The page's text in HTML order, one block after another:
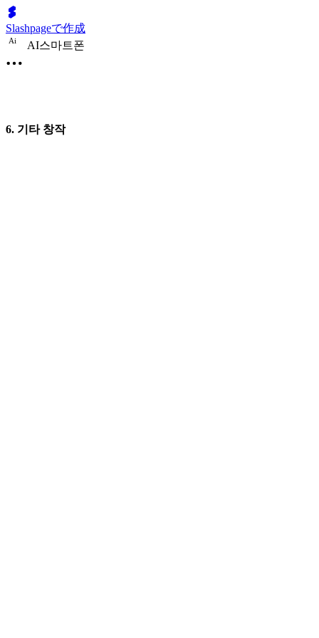
Slashpageで作成
Ai AI스마트폰
6. 기타 창작